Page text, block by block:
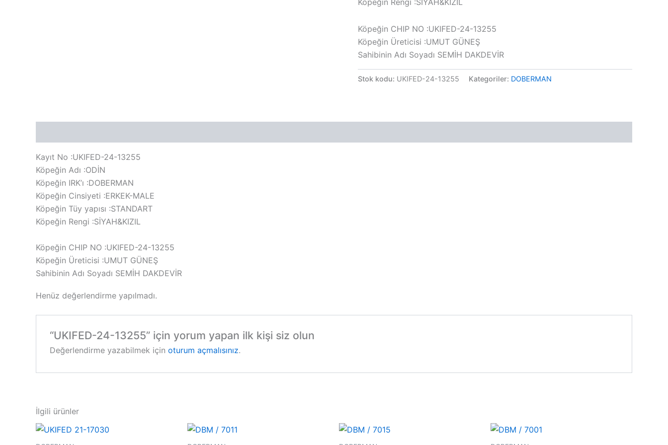
Köpeğin CHIP NO :UKIFED-24-13255
Köpeğin Üreticisi :UMUT GÜNEŞ
Sahibinin Adı Soyadı SEMİH DAKDEVİR
Stok kodu: UKIFED-24-13255 Kategoriler: DOBERMAN
Kayıt No :UKIFED-24-13255
Köpeğin Adı :ODİN
Köpeğin IRK’ı :DOBERMAN
Köpeğin Cinsiyeti :ERKEK-MALE
Köpeğin Tüy yapısı :STANDART
Köpeğin Rengi :SİYAH&KIZIL
Köpeğin CHIP NO :UKIFED-24-13255
Köpeğin Üreticisi :UMUT GÜNEŞ
Sahibinin Adı Soyadı SEMİH DAKDEVİR
Henüz değerlendirme yapılmadı.
“UKIFED-24-13255” için yorum yapan ilk kişi siz olun
Değerlendirme yazabilmek için oturum açmalısınız.
İlgili ürünler